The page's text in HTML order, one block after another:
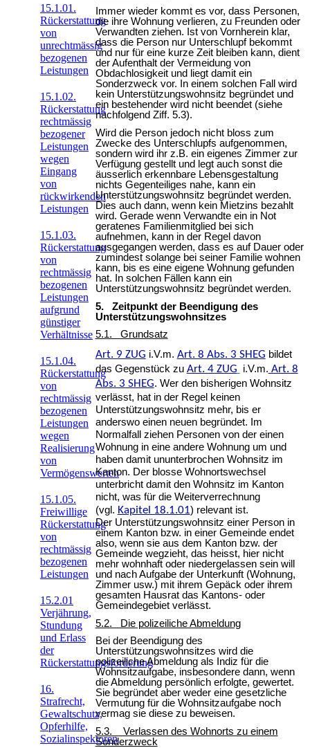
15.1.01.
Rückerstattung
von
unrechtmässig
bezogenen
Leistungen
15.1.02.
Rückerstattung
rechtmässig
bezogener
Leistungen
wegen
Eingang
von
rückwirkenden
Leistungen
15.1.03.
Rückerstattung
von
rechtmässig
bezogenen
Leistungen
aufgrund
günstiger
Verhältnisse
15.1.04.
Rückerstattung
von
rechtmässig
bezogenen
Leistungen
wegen
Realisierung
von
Vermögenswerten
15.1.05.
Freiwillige
Rückerstattung
von
rechtmässig
bezogenen
Leistungen
15.2.01
Verjährung,
Stundung
und Erlass
der
Rückerstattungsforderung
16.
Strafrecht,
Gewaltschutz,
Opferhilfe,
Sozialinspektoren
Immer wieder kommt es vor, dass Personen,
die ihre Wohnung verlieren, zu Freunden oder
Verwandten ziehen. Ist von Vornherein klar,
dass die Person nur Unterschlupf bekommt
und nur für eine kurze Zeit bleiben kann, dient
der Aufenthalt der Vermeidung von
Obdachlosigkeit und liegt damit ein
Sonderzweck vor. In einem solchen Fall wird
kein Unterstützungswohnsitz begründet und
ein bestehender wird nicht beendet (siehe
nachfolgend Ziff. 5.3).
Wird die Person jedoch nicht bloss zum
Zwecke des Unterschlupfs aufgenommen,
sondern wird ihr z.B. ein eigenes Zimmer zur
Verfügung gestellt und legt auch sonst die
äusserlich erkennbare Lebensgestaltung
nichts Gegenteiliges nahe, kann ein
Unterstützungswohnsitz begründet werden.
Dies auch dann, wenn kein Mietzins bezahlt
wird. Gerade wenn Verwandte ein in Not
geratenes Familienmitglied bei sich
aufnehmen, kann in der Regel davon
ausgegangen werden, dass es auf Dauer oder
zumindest solange bei seiner Familie wohnen
kann, bis es eine eigene Wohnung gefunden
hat. In solchen Fällen kann ein
Unterstützungswohnsitz begründet werden.
5. Zeitpunkt der Beendigung des
Unterstützungswohnsitzes
5.1. Grundsatz
Art. 9 ZUG i.V.m. Art. 8 Abs. 3 SHEG bildet
das Gegenstück zu Art. 4 ZUG i.V.m. Art. 8
Abs. 3 SHEG. Wer den bisherigen Wohnsitz
verlässt, hat in der Regel keinen
Unterstützungswohnsitz mehr, bis er
anderswo einen neuen begründet. Im
Normalfall ziehen Personen von der einen
Wohnung in eine andere Wohnung um und
haben damit ununterbrochen Wohnsitz im
Kanton. Der blosse Wohnortswechsel
unterbricht damit den Wohnsitz im Kanton
nicht, was für die Weiterverrechnung
(vgl. Kapitel 18.1.01) relevant ist.
Der Unterstützungswohnsitz einer Person in
einem Kanton bzw. in einer Gemeinde endet
also, wenn sie aus dem Kanton bzw. der
Gemeinde wegzieht, das heisst, hier nicht
mehr wohnhaft oder niedergelassen sein will
und nach Aufgabe der Unterkunft (Wohnung,
Zimmer usw.) mit ihrem Gepäck oder ihrem
gesamten Hausrat das Kantons- oder
Gemeindegebiet verlässt.
5.2. Die polizeiliche Abmeldung
Bei der Beendigung des
Unterstützungswohnsitzes wird die
polizeiliche Abmeldung als Indiz für die
Wohnsitzaufgabe, insbesondere dann, wenn
die Abmeldung persönlich erfolgte, gewertet.
Sie begründet aber weder eine gesetzliche
Vermutung für die Wohnsitzaufgabe noch
vermag sie diese zu beweisen.
5.3. Verlassen des Wohnorts zu einem
Sonderzweck